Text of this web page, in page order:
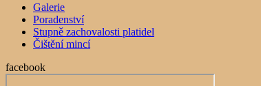
Galerie
Poradenství
Stupně zachovalosti platidel
Čištění mincí
facebook